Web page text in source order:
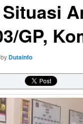
GP,
by Dutainfo